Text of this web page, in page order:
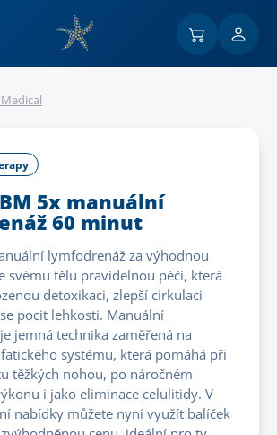
5x manuální
60 minut
lymfodrenáž za výhodnou
svému tělu pravidelnou péči, která
detoxikaci, zlepší cirkulaci
pocit lehkosti. Manuální
jemná technika zaměřená na
systému, která pomáhá při
těžkých nohou, po náročném
i jako eliminace celulitidy. V
nabídky můžete nyní využít balíček